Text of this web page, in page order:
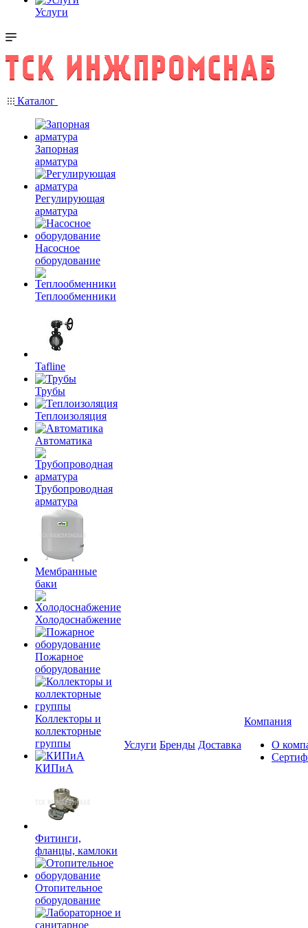
Услуги
Каталог
Запорная
арматура
Регулирующая
арматура
Насосное
оборудование
Теплообменники
Tafline
Трубы
Теплоизоляция
Автоматика
Трубопроводная
арматура
Мембранные
баки
Холодоснабжение
Пожарное
оборудование
Коллекторы и
коллекторные
группы
КИПиА
Фитинги,
фланцы, камлоки
Отопительное
оборудование
Услуги Бренды Доставка
Компания
О